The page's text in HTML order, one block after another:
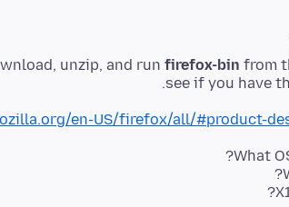
unzip, and run firefox-bin from
see if you have
en-US/firefox/all/#product-